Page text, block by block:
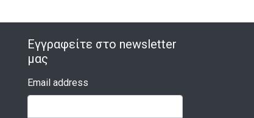
Εγγραφείτε στο newsletter
μας
Email address